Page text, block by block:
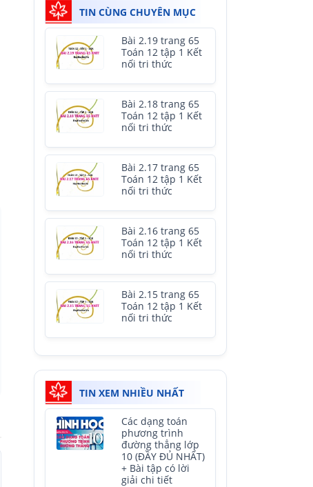
TIN CÙNG CHUYÊN MỤC
Bài 2.19 trang 65
Toán 12 tập 1 Kết
nối tri thức
Bài 2.18 trang 65
Toán 12 tập 1 Kết
nối tri thức
Bài 2.17 trang 65
Toán 12 tập 1 Kết
nối tri thức
Bài 2.16 trang 65
Toán 12 tập 1 Kết
nối tri thức
Bài 2.15 trang 65
Toán 12 tập 1 Kết
nối tri thức
TIN XEM NHIỀU NHẤT
Các dạng toán
phương trình
đường thẳng lớp
10 (ĐẦY ĐỦ NHẤT)
+ Bài tập có lời
giải chi tiết